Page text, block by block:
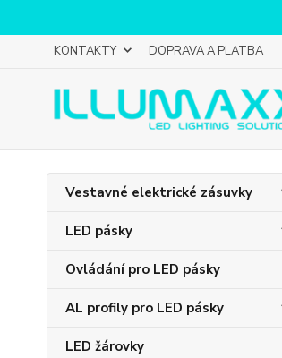
KONTAKTY DOPRAVA A PLATBA
Vestavné elektrické zásuvky
LED pásky
Ovládání pro LED pásky
AL profily pro LED pásky
LED žárovky